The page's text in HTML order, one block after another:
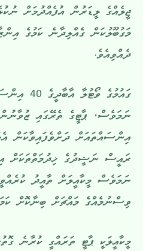
ޖީލެއްގެ ލީޑަރުން އުފެއްދުމަށް
މަގުބޫލުކަން ގެއްލިދާނެ ކަމުގެ
ދެއްވިއެވެ.
ގައުމުގެ
އިންސައްތައަށް ދަށްވެފައިވާކަން
ރައީސް ނަޝީދުގެ ޚިދުމަތްތަކަށް
ނަމަވެސް މީކާއީލަށް ތާއީދު
ވިސްނުމެއްގެ މައްޗަށް ބިނާކޮށް
މީކާއީލަކީ ޕާޓީ ތަރައްގީ ކުރާނެ